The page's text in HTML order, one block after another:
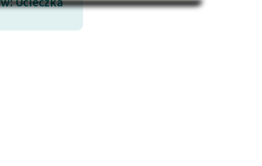
wrażliwych
Deklaracja dostępności